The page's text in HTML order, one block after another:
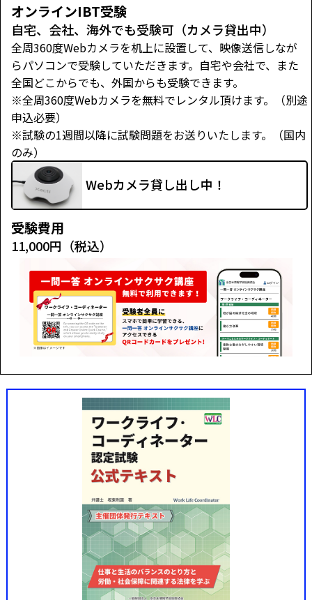
オンラインIBT受験
自宅、会社、海外でも受験可（カメラ貸出中）
全周360度Webカメラを机上に設置して、映像送信しなが
らパソコンで受験していただきます。自宅や会社で、また
全国どこからでも、外国からも受験できます。
※全周360度Webカメラを無料でレンタル頂けます。（別途
申込必要）
※試験の1週間以降に試験問題をお送りいたします。（国内
のみ）
Webカメラ貸し出し中！
受験費用
11,000円（税込）